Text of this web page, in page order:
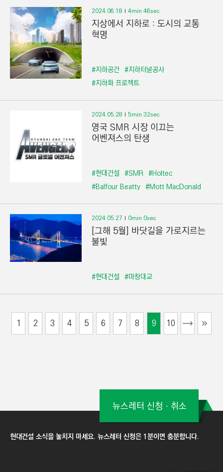
2024.06.18 4min 46sec
지상에서 지하로 : 도시의 교통
혁명
#지하공간 #지하터널공사
#지하화 프로젝트
2024.05.28 5min 32sec
영국 SMR 시장 이끄는
어벤져스의 탄생
#현대건설 #SMR #Holtec
#Balfour Beatty #Mott MacDonald
2024.05.27 0min 0sec
[그해 5월] 바닷길을 가로지르는
불빛
#현대건설 #마창대교
1 2 3 4 5 6 7 8 9 10
현대건설 소식을 놓치지 마세요. 뉴스레터 신청은 1분이면 충분합니다.
뉴스레터 신청ㆍ취소